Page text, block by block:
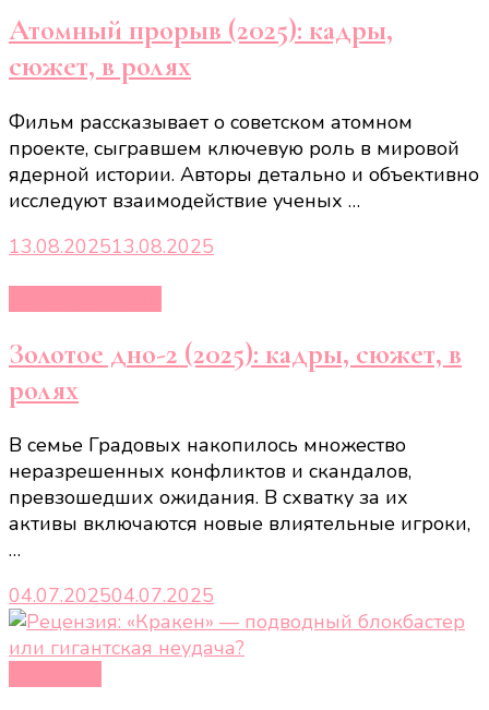
Атомный прорыв (2025): кадры,
сюжет, в ролях
Фильм рассказывает о советском атомном
проекте, сыгравшем ключевую роль в мировой
ядерной истории. Авторы детально и объективно
исследуют взаимодействие ученых …
13.08.202513.08.2025
Золотое дно-2 (2025): кадры, сюжет, в
ролях
В семье Градовых накопилось множество
неразрешенных конфликтов и скандалов,
превзошедших ожидания. В схватку за их
активы включаются новые влиятельные игроки,
…
04.07.202504.07.2025